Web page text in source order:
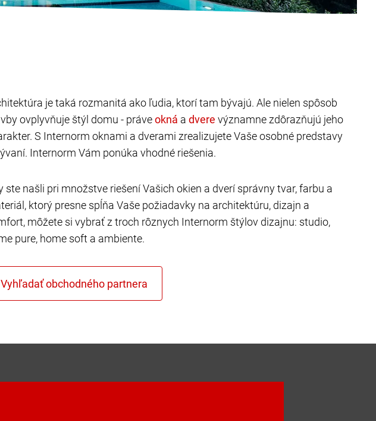
je taká rozmanitá ako ľudia, ktorí tam bývajú. Ale nielen spôsob
ovplyvňuje štýl domu - práve
a
významne zdôrazňujú jeho
S Internorm oknami a dverami zrealizujete Vaše osobné predstavy
Internorm Vám ponúka vhodné riešenia.
ste našli pri množstve riešení Vašich okien a dverí správny tvar, farbu a
ktorý presne spĺňa Vaše požiadavky na architektúru, dizajn a
môžete si vybrať z troch rôznych Internorm štýlov dizajnu: studio,
pure, home soft a ambiente.